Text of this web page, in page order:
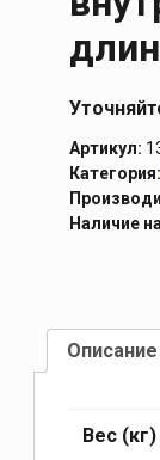
Артикул:
Категория:
Наличие
Описание
Вес (кг)